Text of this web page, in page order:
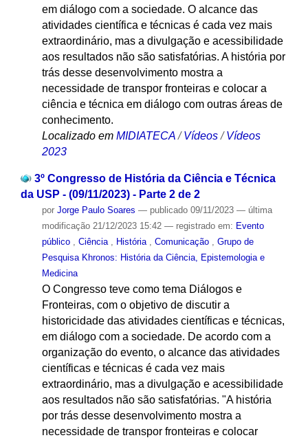
em diálogo com a sociedade. O alcance das
atividades científica e técnicas é cada vez mais
extraordinário, mas a divulgação e acessibilidade
aos resultados não são satisfatórias. A história por
trás desse desenvolvimento mostra a
necessidade de transpor fronteiras e colocar a
ciência e técnica em diálogo com outras áreas de
conhecimento.
Localizado em MIDIATECA /Vídeos /Vídeos
2023
3º Congresso de História da Ciência e Técnica
da USP - (09/11/2023) - Parte 2 de 2
por Jorge Paulo Soares — publicado09/11/2023 — última
modificação21/12/2023 15:42 — registrado em: Evento
público
Ciência História Comunicação
Grupo de
Pesquisa Khronos: História da Ciência, Epistemologia e
Medicina
O Congresso teve como tema Diálogos e
Fronteiras, com o objetivo de discutir a
historicidade das atividades científicas e técnicas,
em diálogo com a sociedade. De acordo com a
organização do evento, o alcance das atividades
científicas e técnicas é cada vez mais
extraordinário, mas a divulgação e acessibilidade
aos resultados não são satisfatórias. "A história
por trás desse desenvolvimento mostra a
necessidade de transpor fronteiras e colocar